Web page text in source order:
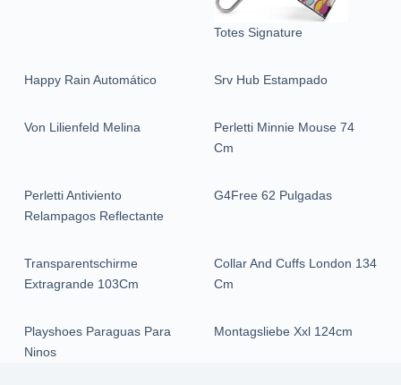
Totes Signature
Happy Rain Automático Srv Hub Estampado
Von Lilienfeld Melina
Perletti Minnie Mouse 74
Cm
Perletti Antiviento
Relampagos Reflectante
G4Free 62 Pulgadas
Transparentschirme
Extragrande 103Cm
Collar And Cuffs London 134
Cm
Playshoes Paraguas Para
Ninos
Montagsliebe Xxl 124cm